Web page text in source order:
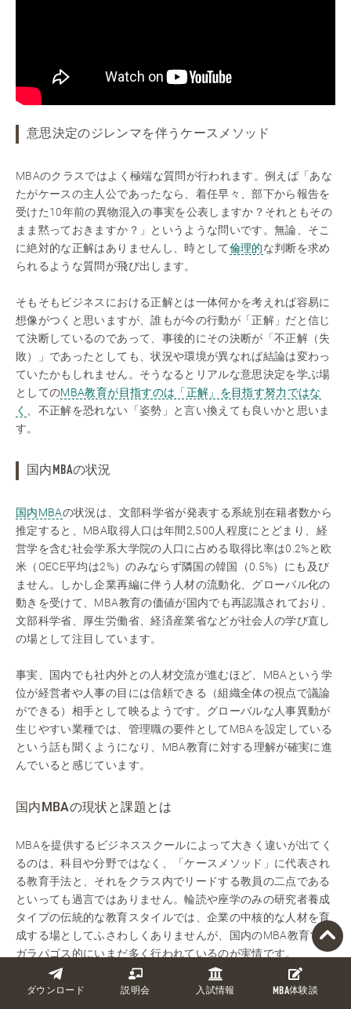
ダウンロード 説明会 入試情報 MBA体験談
意思決定のジレンマを伴うケースメソッド
MBAのクラスではよく極端な質問が行われます。例えば「あな
たがケースの主人公であったなら、着任早々、部下から報告を
受けた10年前の異物混入の事実を公表しますか？それともその
まま黙っておきますか？」というような問いです。無論、そこ
に絶対的な正解はありませんし、時として倫理的な判断を求め
られるような質問が飛び出します。
そもそもビジネスにおける正解とは一体何かを考えれば容易に
想像がつくと思いますが、誰もが今の行動が「正解」だと信じ
て決断しているのであって、事後的にその決断が「不正解（失
敗）」であったとしても、状況や環境が異なれば結論は変わっ
ていたかもしれません。そうなるとリアルな意思決定を学ぶ場
としてのMBA教育が目指すのは「正解」を目指す努力ではな
く
、不正解を恐れない「姿勢」と言い換えても良いかと思いま
す。
国内MBAの状況
国内MBAの状況は、文部科学省が発表する系統別在籍者数から
推定すると、MBA取得人口は年間2,500人程度にとどまり、経
営学を含む社会学系大学院の人口に占める取得比率は0.2%と欧
米（OECE平均は2%）のみならず隣国の韓国（0.5%）にも及び
ません。しかし企業再編に伴う人材の流動化、グローバル化の
動きを受けて、MBA教育の価値が国内でも再認識されており、
文部科学省、厚生労働省、経済産業省などが社会人の学び直し
の場として注目しています。
事実、国内でも社内外との人材交流が進むほど、MBAという学
位が経営者や人事の目には信頼できる（組織全体の視点で議論
ができる）相手として映るようです。グローバルな人事異動が
生じやすい業種では、管理職の要件としてMBAを設定している
という話も聞くようになり、MBA教育に対する理解が確実に進
んでいると感じています。
国内MBAの現状と課題とは
MBAを提供するビジネススクールによって大きく違いが出てく
るのは、科目や分野ではなく、「ケースメソッド」に代表され
る教育手法と、それをクラス内でリードする教員の二点である
といっても過言ではありません。輪読や座学のみの研究者養成
タイプの伝統的な教育スタイルでは、企業の中核的な人材を育
成する場としてふさわしくありませんが、国内のMBA教育では
ガラパゴス的にいまだ多く行われているのが実情です。
国内MBAがガラパゴスと感じる理由として「カリキュラム」が